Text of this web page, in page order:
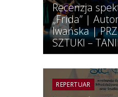
Recenzja
„Frida” |
Iwańska |
SZTUKI –
REPERTUAR